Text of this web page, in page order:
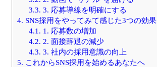
3.3. 3. 応募導線を明確にする
4. SNS採用をやってみて感じた3つの効果
4.1. 1. 応募数の増加
4.2. 2. 面接辞退の減少
4.3. 3. 社内の採用意識の向上
5. これからSNS採用を始めるあなたへ